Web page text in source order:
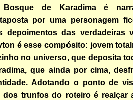
de Karadima é
por uma personagem
depoimentos das verdadeiras
é esse compósito: jovem
no universo, que deposita
que ainda por cima,
Adotando o ponto de
dos trunfos do roteiro é realçar